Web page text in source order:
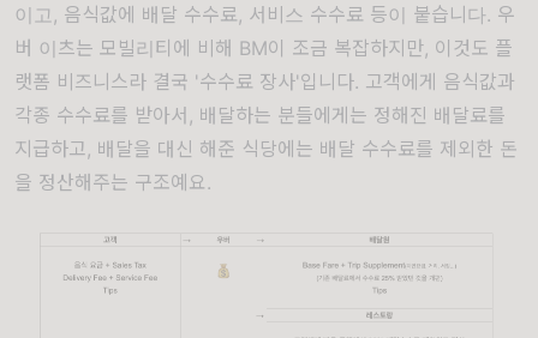
이고, 음식값에 배달 수수료, 서비스 수수료 등이 붙습니다. 우
버 이츠는 모빌리티에 비해 BM이 조금 복잡하지만, 이것도 플
랫폼 비즈니스라 결국 '수수료 장사'입니다. 고객에게 음식값과
각종 수수료를 받아서, 배달하는 분들에게는 정해진 배달료를
지급하고, 배달을 대신 해준 식당에는 배달 수수료를 제외한 돈
을 정산해주는 구조예요.